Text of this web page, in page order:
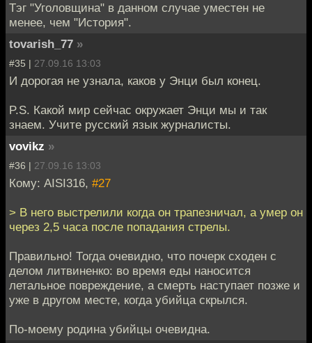
Тэг "Уголовщина" в данном случае уместен не
менее, чем "История".
tovarish_77 »
#35 | 27.09.16 13:03
И дорогая не узнала, каков у Энци был конец.
P.S. Какой мир сейчас окружает Энци мы и так
знаем. Учите русский язык журналисты.
vovikz »
#36 | 27.09.16 13:03
Кому: AISI316, #27
> В него выстрелили когда он трапезничал, а умер он
через 2,5 часа после попадания стрелы.
Правильно! Тогда очевидно, что почерк сходен с
делом литвиненко: во время еды наносится
летальное повреждение, а смерть наступает позже и
уже в другом месте, когда убийца скрылся.
По-моему родина убийцы очевидна.